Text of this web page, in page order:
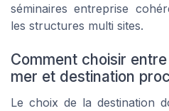
séminaires entreprise
les structures multi sites.
Comment choisir
mer et destination
Le choix de la destination